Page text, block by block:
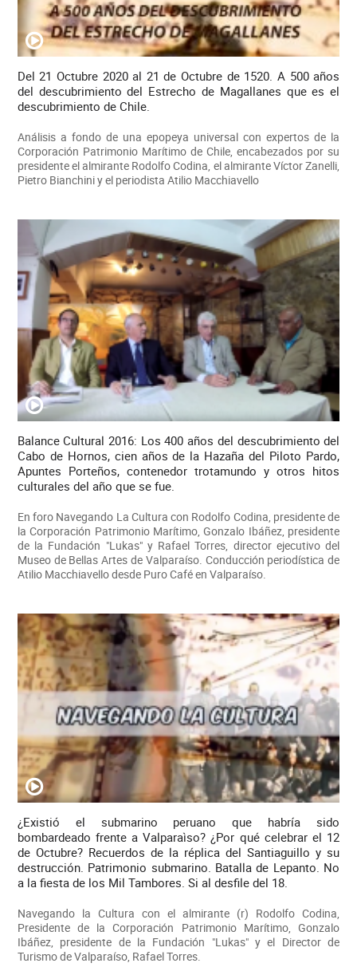
Del 21 Octubre 2020 al 21 de Octubre de 1520. A 500 años
del descubrimiento del Estrecho de Magallanes que es el
descubrimiento de Chile.
Análisis a fondo de una epopeya universal con expertos de la
Corporación Patrimonio Marítimo de Chile, encabezados por su
presidente el almirante Rodolfo Codina, el almirante Víctor Zanelli,
Pietro Bianchini y el periodista Atilio Macchiavello
Balance Cultural 2016: Los 400 años del descubrimiento del
Cabo de Hornos, cien años de la Hazaña del Piloto Pardo,
Apuntes Porteños, contenedor trotamundo y otros hitos
culturales del año que se fue.
En foro Navegando La Cultura con Rodolfo Codina, presidente de
la Corporación Patrimonio Marítimo, Gonzalo Ibáñez, presidente
de la Fundación "Lukas" y Rafael Torres, director ejecutivo del
Museo de Bellas Artes de Valparaíso. Conducción periodística de
Atilio Macchiavello desde Puro Café en Valparaíso.
¿Existió el submarino peruano que habría sido
bombardeado frente a Valparaìso? ¿Por qué celebrar el 12
de Octubre? Recuerdos de la réplica del Santiaguillo y su
destrucción. Patrimonio submarino. Batalla de Lepanto. No
a la fiesta de los Mil Tambores. Si al desfile del 18.
Navegando la Cultura con el almirante (r) Rodolfo Codina,
Presidente de la Corporación Patrimonio Marítimo, Gonzalo
Ibáñez, presidente de la Fundación "Lukas" y el Director de
Turismo de Valparaíso, Rafael Torres.